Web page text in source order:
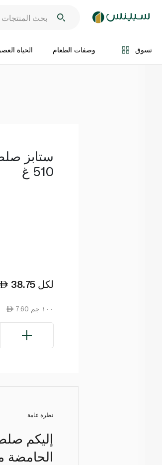
تسوق وصفات الطعام الحياة
اضف الى السلة
ستابز
510 غ
38.75 لكل
7.60 ١٠٠ جم
نظرة عامة
إليكم
الحامضة